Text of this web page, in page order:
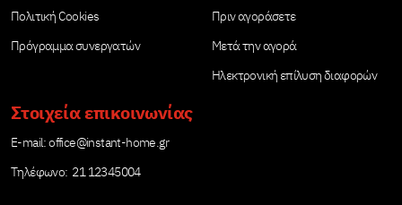
Πολιτική Cookies
Πρόγραμμα συνεργατών
Πριν αγοράσετε
Μετά την αγορά
Ηλεκτρονική επίλυση διαφορών
Στοιχεία επικοινωνίας
Е-mail:office@instant-home.gr
Τηλέφωνο: 21 12345004